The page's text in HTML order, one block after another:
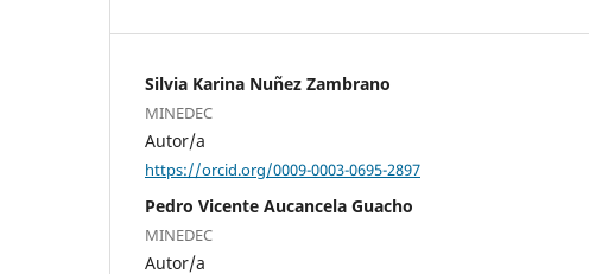
Silvia Karina Nuñez Zambrano
MINEDEC
Autor/a
https://orcid.org/0009-0003-0695-2897
Pedro Vicente Aucancela Guacho
MINEDEC
Autor/a